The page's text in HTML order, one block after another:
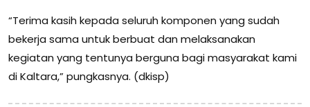
“Terima kasih kepada seluruh komponen yang sudah
bekerja sama untuk berbuat dan melaksanakan
kegiatan yang tentunya berguna bagi masyarakat kami
di Kaltara,” pungkasnya. (dkisp)